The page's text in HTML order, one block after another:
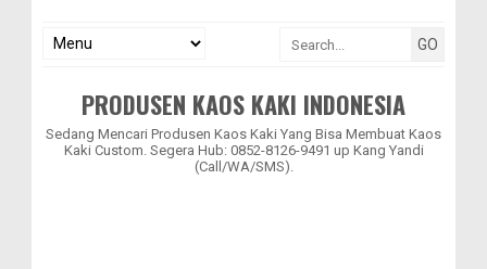
PRODUSEN KAOS KAKI INDONESIA
Sedang Mencari Produsen Kaos Kaki Yang Bisa Membuat Kaos
Kaki Custom. Segera Hub: 0852-8126-9491 up Kang Yandi
(Call/WA/SMS).